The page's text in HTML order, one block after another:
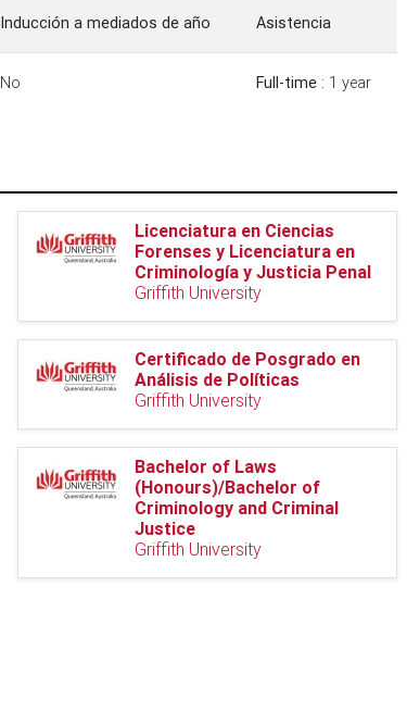
Inducción a mediados de año Asistencia
No Full-time : 1 year
Licenciatura en Ciencias
Forenses y Licenciatura en
Criminología y Justicia Penal
Griffith University
Certificado de Posgrado en
Análisis de Políticas
Griffith University
Bachelor of Laws
(Honours)/Bachelor of
Criminology and Criminal
Justice
Griffith University